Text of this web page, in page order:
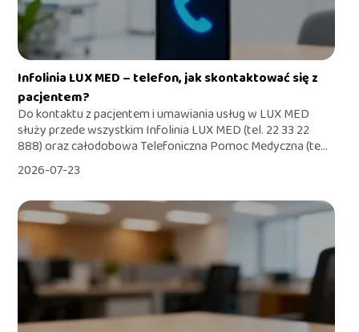
Infolinia LUX MED – telefon, jak skontaktować się z
pacjentem?
Do kontaktu z pacjentem i umawiania usług w LUX MED
służy przede wszystkim Infolinia LUX MED (tel. 22 33 22
888) oraz całodobowa Telefoniczna Pomoc Medyczna (te...
2026-07-23